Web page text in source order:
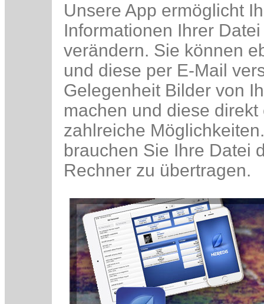
Unsere App ermöglicht
Informationen Ihrer
verändern. Sie können
und diese per E-Mail
Gelegenheit Bilder von
machen und diese
zahlreiche
brauchen Sie Ihre Datei
Rechner zu übertragen.